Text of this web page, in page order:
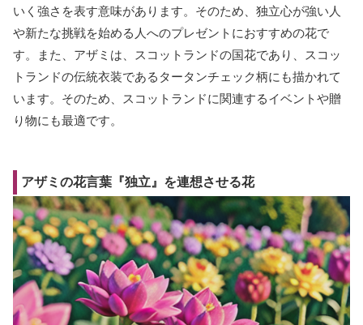
いく強さを表す意味があります。そのため、独立心が強い人
や新たな挑戦を始める人へのプレゼントにおすすめの花で
す。また、アザミは、スコットランドの国花であり、スコッ
トランドの伝統衣装であるタータンチェック柄にも描かれて
います。そのため、スコットランドに関連するイベントや贈
り物にも最適です。
アザミの花言葉『独立』を連想させる花